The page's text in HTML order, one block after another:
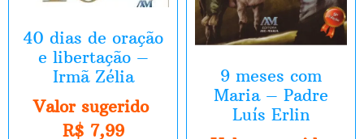
40 dias de oração
e libertação –
Irmã Zélia
Valor sugerido
R$7,99
9 meses com
Maria – Padre
Luís Erlin